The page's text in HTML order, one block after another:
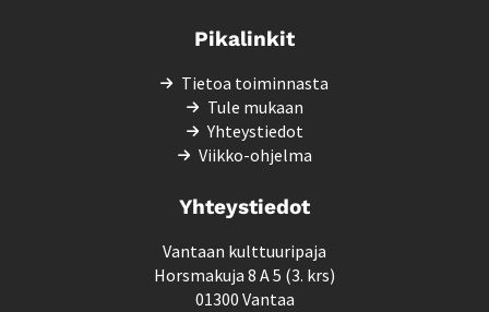
Pikalinkit
Tietoa toiminnasta
Tule mukaan
Yhteystiedot
Viikko-ohjelma
Yhteystiedot
Vantaan kulttuuripaja
Horsmakuja 8 A 5 (3. krs)
01300 Vantaa